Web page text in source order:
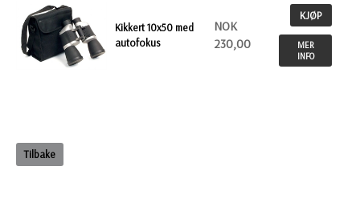
Kikkert 10x50 med
autofokus
NOK
230,00
KJØP
MER
INFO
Tilbake